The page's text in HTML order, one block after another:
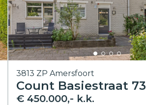
3813 ZP Amersfoort
Count Basiestraat 73
€ 450.000,- k.k.